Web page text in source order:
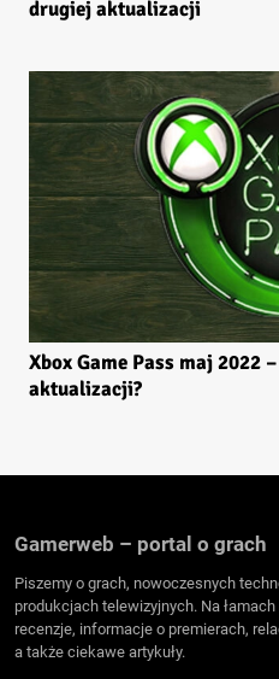
drugiej aktualizacji
Xbox Game Pass maj 2022
aktualizacji?
Gamerweb – portal o grach
Piszemy o grach, nowoczesnych
produkcjach telewizyjnych. Na
recenzje, informacje o premierach,
a także ciekawe artykuły.